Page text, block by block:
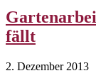
fällt
2. Dezember 2013